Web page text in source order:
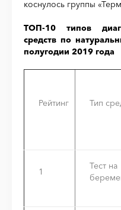
коснулось группы
ТОП-10 типов
средств по
полугодии 2019 года
Рейтинг Тип
1
Тест на